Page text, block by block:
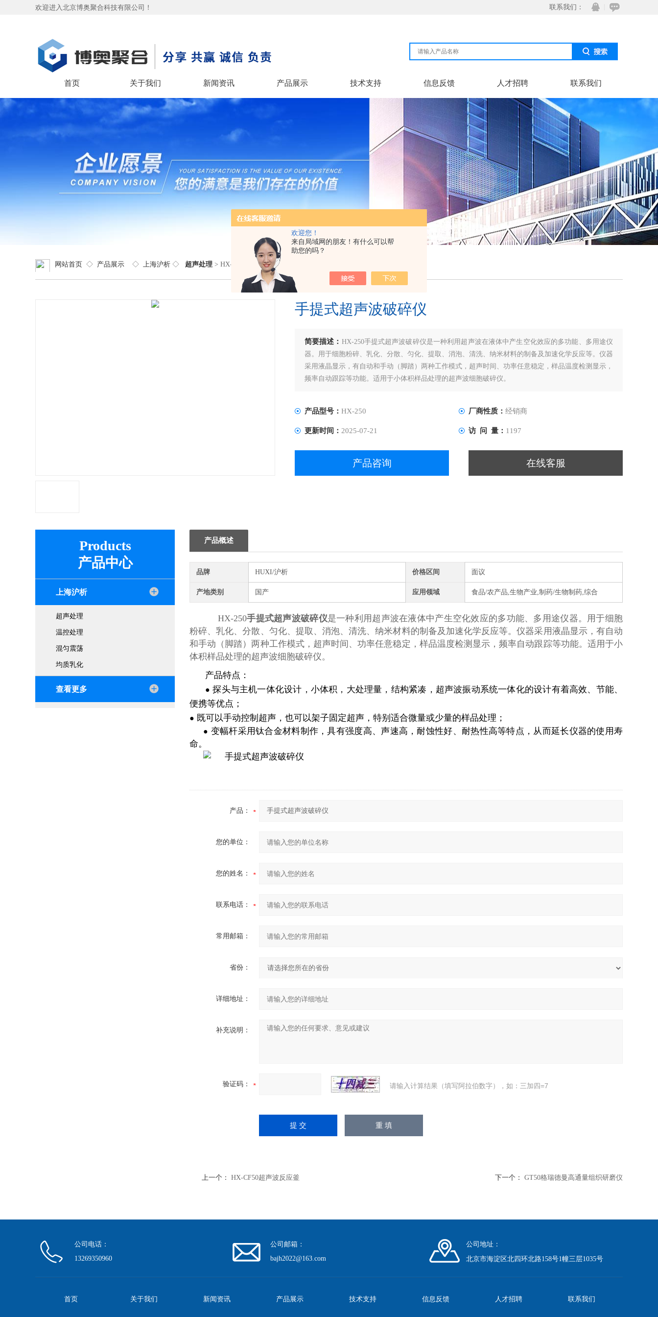
欢迎您！
来自局域网的朋友！有什么可以帮
助您的吗？
欢迎进入北京博奥聚合科技有限公司！ 联系我们：
在线
咨询
QQ
首页 关于我们 新闻资讯 产品展示 技术支持 信息反馈 人才招聘 联系我们
网站首页 ◇ 产品展示 ◇ 上海沪析 ◇ 超声处理 > HX-250手提式超声波破碎仪
手提式超声波破碎仪
简要描述： HX-250手提式超声波破碎仪是一种利用超声波在液体中产生空化效应的多功能、多用途仪
器。用于细胞粉碎、乳化、分散、匀化、提取、消泡、清洗、纳米材料的制备及加速化学反应等。仪器
采用液晶显示，有自动和手动（脚踏）两种工作模式，超声时间、功率任意稳定，样品温度检测显示，
频率自动跟踪等功能。适用于小体积样品处理的超声波细胞破碎仪。
产品型号： HX-250 厂商性质： 经销商
更新时间： 2025-07-21 访 问 量： 1197
产品咨询 在线客服
Products
产品中心
上海沪析
超声处理
温控处理
混匀震荡
均质乳化
查看更多
产品概述
品牌 HUXI/沪析 价格区间 面议
产地类别 国产 应用领域 食品/农产品,生物产业,制药/生物制药,综合
HX-250手提式超声波破碎仪是一种利用超声波在液体中产生空化效应的多功能、多用途仪器。用于细胞
粉碎、乳化、分散、匀化、提取、消泡、清洗、纳米材料的制备及加速化学反应等。仪器采用液晶显示，有自动
和手动（脚踏）两种工作模式，超声时间、功率任意稳定，样品温度检测显示，频率自动跟踪等功能。适用于小
体积样品处理的超声波细胞破碎仪。
产品特点：
● 探头与主机一体化设计，小体积，大处理量，结构紧凑，超声波振动系统一体化的设计有着高效、节能、
便携等优点；
● 既可以手动控制超声，也可以架子固定超声，特别适合微量或少量的样品处理；
● 变幅杆采用钛合金材料制作，具有强度高、声速高，耐蚀性好、耐热性高等特点，从而延长仪器的使用寿
命。
产品：
您的单位：
您的姓名：
联系电话：
常用邮箱：
省份：
详细地址：
补充说明：
验证码： 请输入计算结果（填写阿拉伯数字），如：三加四=7
上一个： HX-CF50超声波反应釜 下一个： GT50格瑞德曼高通量组织研磨仪
公司电话：
13269350960
公司邮箱：
bajh2022@163.com
公司地址：
北京市海淀区北四环北路158号1幢三层1035号
首页 关于我们 新闻资讯 产品展示 技术支持 信息反馈 人才招聘 联系我们